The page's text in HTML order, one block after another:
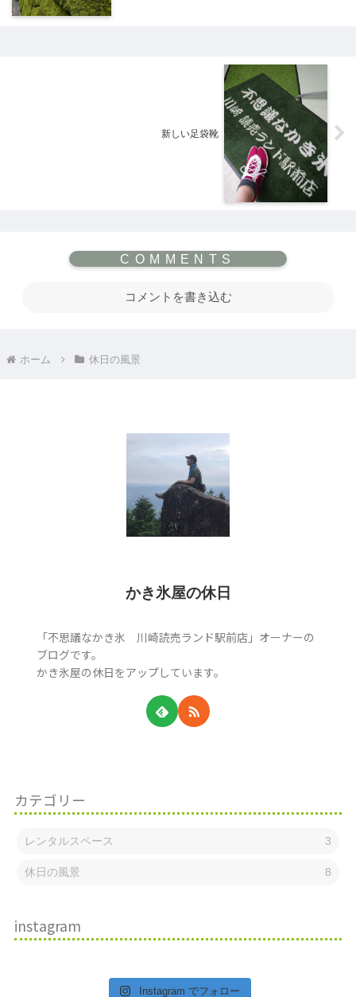
新しい足袋靴
コメントを書き込む
ホーム 休日の風景
かき氷屋の休日
「不思議なかき氷 川崎読売ランド駅前店」オーナーの
ブログです。
かき氷屋の休日をアップしています。
カテゴリー
レンタルスペース 3
休日の風景 8
instagram
Instagram でフォロー